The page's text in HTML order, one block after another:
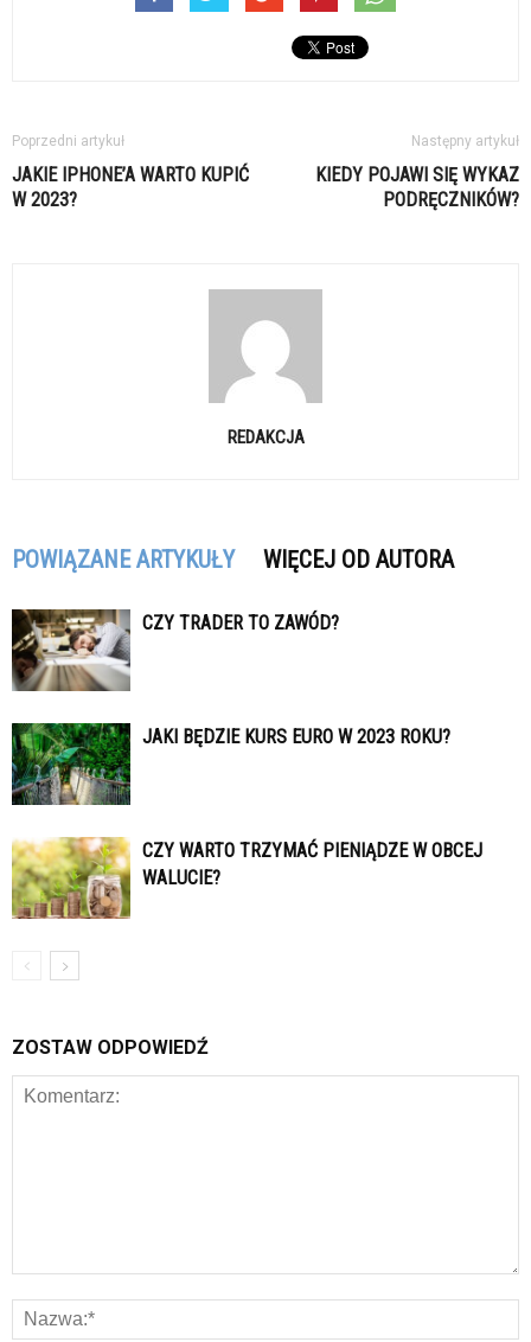
Poprzedni artykuł
JAKIE IPHONE’A WARTO KUPIĆ
W 2023?
Następny artykuł
KIEDY POJAWI SIĘ WYKAZ
PODRĘCZNIKÓW?
REDAKCJA
POWIĄZANE ARTYKUŁY WIĘCEJ OD AUTORA
CZY TRADER TO ZAWÓD?
JAKI BĘDZIE KURS EURO W 2023 ROKU?
CZY WARTO TRZYMAĆ PIENIĄDZE W OBCEJ
WALUCIE?
ZOSTAW ODPOWIEDŹ